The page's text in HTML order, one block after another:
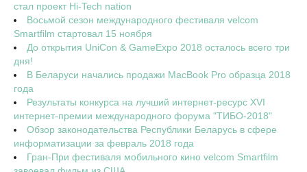
стал проект Hi-Tech nation
Восьмой сезон международного фестиваля velcom
Smartfilm стартовал 15 ноября
До открытия UniCon & GameExpo 2018 осталось всего три
дня!
В Беларуси начались продажи MacВook Pro образца 2018
года
Результаты конкурса на лучший интернет-ресурс XVI
интернет-премии международного форума "ТИБО-2018"
Обзор законодательства Республики Беларусь в сфере
информатизации за февраль 2018 года
Гран-При фестиваля мобильного кино velcom Smartfilm